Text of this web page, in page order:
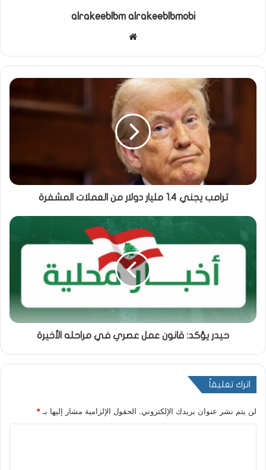
alrakeeblbm alrakeeblbmobi
ترامب يجني 1.4 مليار دولار من العملات المشفرة
حيدر يؤكد: قانون عمل عصري في مراحله الأخيرة
اترك تعليقاً
لن يتم نشر عنوان بريدك الإلكتروني. الحقول الإلزامية مشار إليها بـ *